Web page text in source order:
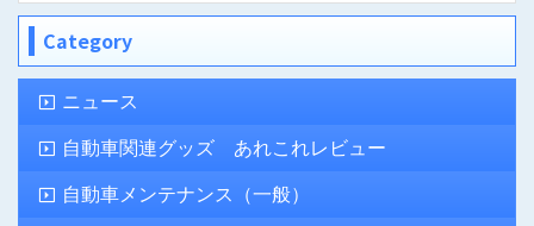
Category
ニュース
自動車関連グッズ あれこれレビュー
自動車メンテナンス（一般）